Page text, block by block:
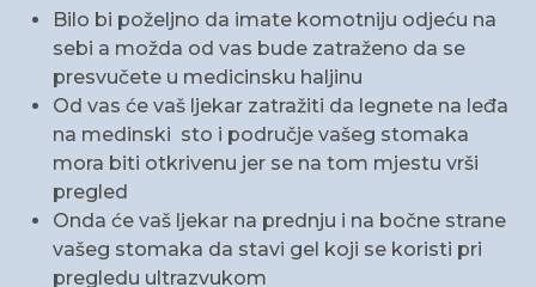
Bilo bi poželjno da imate komotniju odjeću na
sebi a možda od vas bude zatraženo da se
presvučete u medicinsku haljinu
Od vas će vaš ljekar zatražiti da legnete na leđa
na medinski sto i područje vašeg stomaka
mora biti otkrivenu jer se na tom mjestu vrši
pregled
Onda će vaš ljekar na prednju i na bočne strane
vašeg stomaka da stavi gel koji se koristi pri
pregledu ultrazvukom